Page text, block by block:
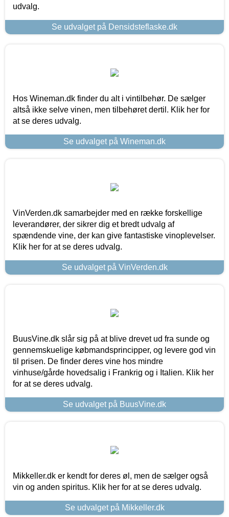
udvalg.
Se udvalget på Densidsteflaske.dk
Hos Wineman.dk finder du alt i vintilbehør. De sælger
altså ikke selve vinen, men tilbehøret dertil. Klik her for
at se deres udvalg.
Se udvalget på Wineman.dk
VinVerden.dk samarbejder med en række forskellige
leverandører, der sikrer dig et bredt udvalg af
spændende vine, der kan give fantastiske vinoplevelser.
Klik her for at se deres udvalg.
Se udvalget på VinVerden.dk
BuusVine.dk slår sig på at blive drevet ud fra sunde og
gennemskuelige købmandsprincipper, og levere god vin
til prisen. De finder deres vine hos mindre
vinhuse/gårde hovedsalig i Frankrig og i Italien. Klik her
for at se deres udvalg.
Se udvalget på BuusVine.dk
Mikkeller.dk er kendt for deres øl, men de sælger også
vin og anden spiritus. Klik her for at se deres udvalg.
Se udvalget på Mikkeller.dk